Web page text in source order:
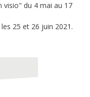
visio" du 4 mai au 17
25 et 26 juin 2021.